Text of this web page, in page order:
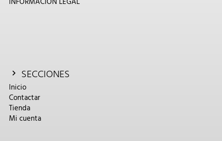
SECCIONES
Inicio
Contactar
Tienda
Mi cuenta